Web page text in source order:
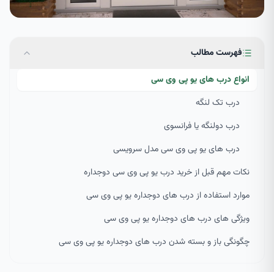
فهرست مطالب
انواع درب های یو پی وی سی
درب تک لنگه
درب دولنگه یا فرانسوی
درب های یو پی وی سی مدل سرویسی
نکات مهم قبل از خرید درب یو پی وی سی دوجداره
موارد استفاده از درب های دوجداره یو پی وی سی
ویژگی های درب های دوجداره یو پی وی سی
چگونگی باز و بسته شدن درب های دوجداره یو پی وی سی